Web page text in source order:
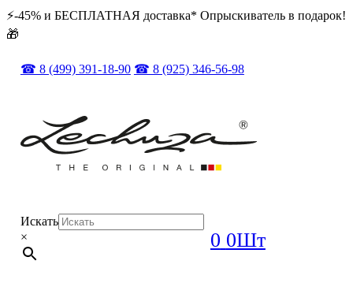
⚡️️-45% и БЕСПЛАТНАЯ доставка* Опрыскиватель в подарок!
🎁
☎ 8 (499) 391-18-90 ☎ 8 (925) 346-56-98
Искать
×
0 0Шт